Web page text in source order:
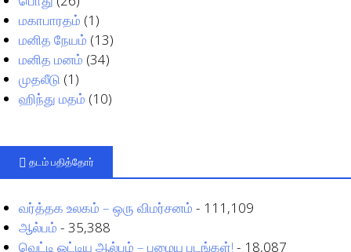
மகாபாரதம் (1)
மனித நேயம் (13)
மனித மனம் (34)
முதலீடு (1)
ஹிந்து மதம் (10)
தடம் பதித்தோர்
வர்த்தக உலகம் – ஒரு விமர்சனம் - 111,109
ஆல்பம் - 35,388
வெட்டி ஒட்டிய ஆல்பம் – பழைய படங்கள்! - 18,087